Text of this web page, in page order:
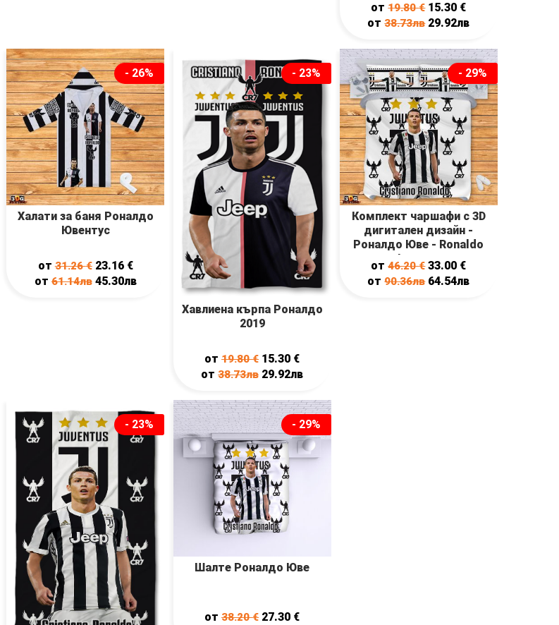
от19.80€ 15.30 €
от38.73лв 29.92лв
- 26%
Халати за баня Роналдо
Ювентус
от31.26€ 23.16 €
от61.14лв 45.30лв
- 23%
Хавлиена кърпа Роналдо
2019
от19.80€ 15.30 €
от38.73лв 29.92лв
- 29%
Комплект чаршафи с 3D
дигитален дизайн -
Роналдо Юве - Ronaldo
Juventus
от46.20€ 33.00 €
от90.36лв 64.54лв
- 23% - 29%
Шалте Роналдо Юве
от38.20€ 27.30 €